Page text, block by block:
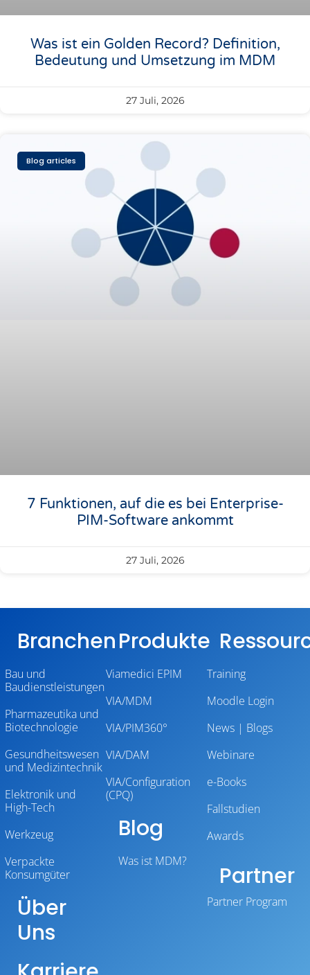
Was ist ein Golden Record? Definition,
Bedeutung und Umsetzung im MDM
27 Juli, 2026
Blog articles
7 Funktionen, auf die es bei Enterprise-
PIM-Software ankommt
27 Juli, 2026
Branchen
Bau und
Baudienstleistungen
Pharmazeutika und
Biotechnologie
Gesundheitswesen
und Medizintechnik
Elektronik und
High-Tech
Werkzeug
Verpackte
Konsumgüter
Über
Uns
Produkte
Viamedici EPIM
VIA/MDM
VIA/PIM360°
VIA/DAM
VIA/Configuration
(CPQ)
Blog
Was ist MDM?
Training
Moodle Login
News | Blogs
Webinare
e-Books
Fallstudien
Awards
Partner
Partner Program